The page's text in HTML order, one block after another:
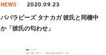
NEWS 2020.09.23
パパラピーズ タナカガ 彼氏と同棲中
か「彼氏の匂わせ」